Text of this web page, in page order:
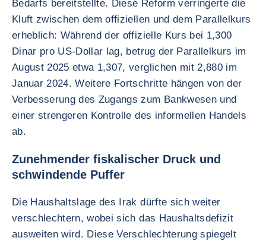
Bedarfs bereitstellte. Diese Reform verringerte die
Kluft zwischen dem offiziellen und dem Parallelkurs
erheblich: Während der offizielle Kurs bei 1,300
Dinar pro US-Dollar lag, betrug der Parallelkurs im
August 2025 etwa 1,307, verglichen mit 2,880 im
Januar 2024. Weitere Fortschritte hängen von der
Verbesserung des Zugangs zum Bankwesen und
einer strengeren Kontrolle des informellen Handels
ab.
Zunehmender fiskalischer Druck und
schwindende Puffer
Die Haushaltslage des Irak dürfte sich weiter
verschlechtern, wobei sich das Haushaltsdefizit
ausweiten wird. Diese Verschlechterung spiegelt